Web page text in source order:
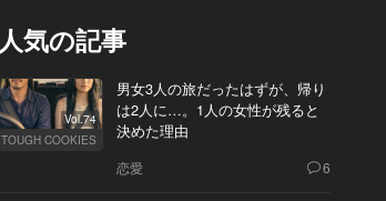
人気の記事
Vol.74
TOUGH COOKIES
男女3人の旅だったはずが、帰り
は2人に…。1人の女性が残ると
決めた理由
恋愛 6